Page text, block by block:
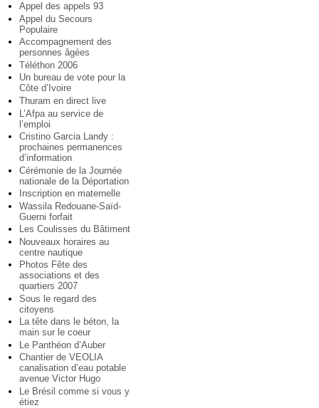
Appel des appels 93
Appel du Secours
Populaire
Accompagnement des
personnes âgées
Téléthon 2006
Un bureau de vote pour la
Côte d’Ivoire
Thuram en direct live
L’Afpa au service de
l’emploi
Cristino Garcia Landy :
prochaines permanences
d’information
Cérémonie de la Journée
nationale de la Déportation
Inscription en maternelle
Wassila Redouane-Saïd-
Guerni forfait
Les Coulisses du Bâtiment
Nouveaux horaires au
centre nautique
Photos Fête des
associations et des
quartiers 2007
Sous le regard des
citoyens
La tête dans le béton, la
main sur le coeur
Le Panthéon d’Auber
Chantier de VEOLIA
canalisation d’eau potable
avenue Victor Hugo
Le Brésil comme si vous y
étiez